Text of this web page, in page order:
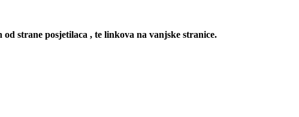
strane posjetilaca , te linkova na vanjske stranice.